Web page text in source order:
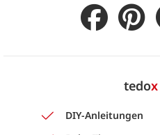
tedox
DIY-Anleitungen